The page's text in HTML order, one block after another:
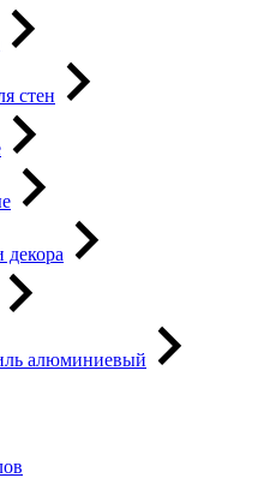
стен
декора
алюминиевый